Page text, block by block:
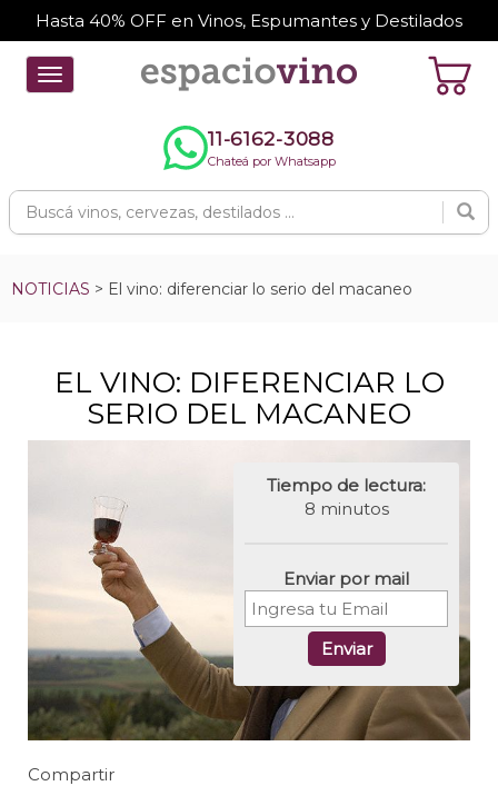
Hasta 40% OFF en Vinos, Espumantes y Destilados
Toggle
navigation
11-6162-3088
Chateá por Whatsapp
NOTICIAS > El vino: diferenciar lo serio del macaneo
EL VINO: DIFERENCIAR LO
SERIO DEL MACANEO
Tiempo de lectura:
8 minutos
Enviar por mail
Enviar
Compartir